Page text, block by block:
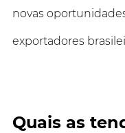
novas
exportadores
Quais as